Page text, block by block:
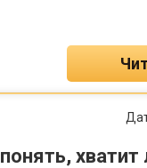
хватит